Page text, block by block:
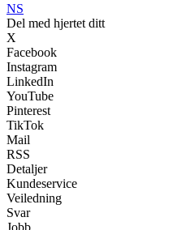
NS
Del med hjertet ditt
X
Facebook
Instagram
LinkedIn
YouTube
Pinterest
TikTok
Mail
RSS
Detaljer
Kundeservice
Veiledning
Svar
Jobb